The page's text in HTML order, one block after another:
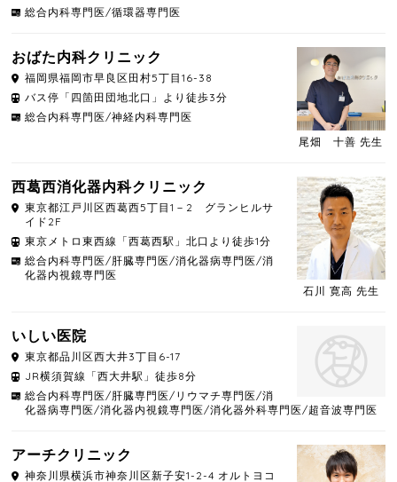
総合内科専門医/循環器専門医
尾畑 十善 先生
おばた内科クリニック
福岡県福岡市早良区田村5丁目16-38
バス停「四箇田団地北口」より徒歩3分
総合内科専門医/神経内科専門医
石川 寛高 先生
西葛西消化器内科クリニック
東京都江戸川区西葛西5丁目1－2 グランヒルサ
イド2F
東京メトロ東西線「西葛西駅」北口より徒歩1分
総合内科専門医/肝臓専門医/消化器病専門医/消
化器内視鏡専門医
いしい医院
東京都品川区西大井3丁目6-17
JR横須賀線「西大井駅」徒歩8分
総合内科専門医/肝臓専門医/リウマチ専門医/消
化器病専門医/消化器内視鏡専門医/消化器外科専門医/超音波専門医
アーチクリニック
神奈川県横浜市神奈川区新子安1-2-4 オルトヨコ